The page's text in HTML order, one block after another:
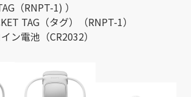
（RNPT-1) ）
TAG（タグ）（RNPT-1）
電池（CR2032）